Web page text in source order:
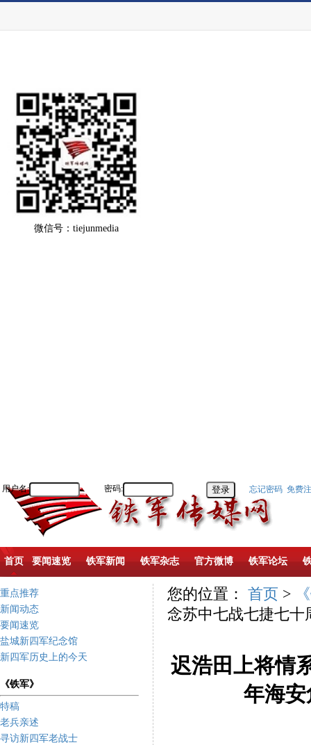
微信号：tiejunmedia
用户名: 密码: 忘记密码 免费
首页 要闻速览 铁军新闻 铁军杂志 官方微博 铁军论坛
重点推荐
新闻动态
要闻速览
盐城新四军纪念馆
新四军历史上的今天
《铁军》
特稿
老兵亲述
寻访新四军老战士
您的位置： 首页 >
念苏中七战七捷七十
迟浩田上将情
年海